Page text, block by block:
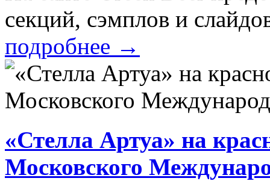
секций, сэмплов и
подробнее →
«Стелла Артуа» на
Московского